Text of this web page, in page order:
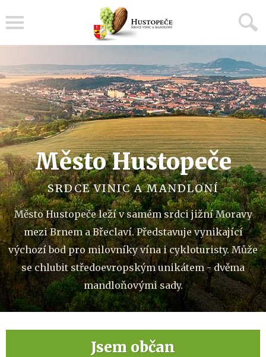
Město Hustopeče
SRDCE VINIC A MANDLONÍ
Město Hustopeče leží v samém srdci jižní Moravy
mezi Brnem a Břeclaví. Představuje vynikající
výchozí bod pro milovníky vína i cykloturisty. Může
se chlubit středoevropským unikátem - dvěma
mandloňovými sady.
Jsem občan